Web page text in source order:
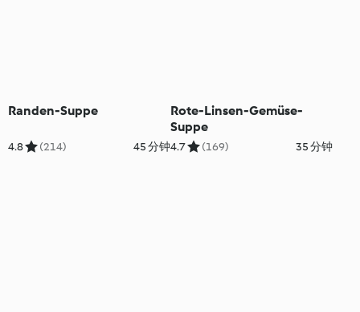
Randen-Suppe
4.8 (214) 45 分钟
Rote-Linsen-Gemüse-
Suppe
4.7 (169) 35 分钟